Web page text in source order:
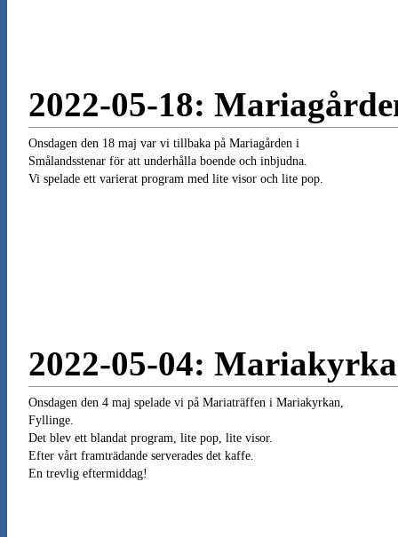
2022-05-18:
Onsdagen den 18 maj var vi tillbaka på Mariagården i
Smålandsstenar för att underhålla boende och inbjudna.
Vi spelade ett varierat program med lite visor och lite pop.
2022-05-04:
Onsdagen den 4 maj spelade vi på Mariaträffen i Mariakyrkan,
Fyllinge.
Det blev ett blandat program, lite pop, lite visor.
Efter vårt framträdande serverades det kaffe.
En trevlig eftermiddag!